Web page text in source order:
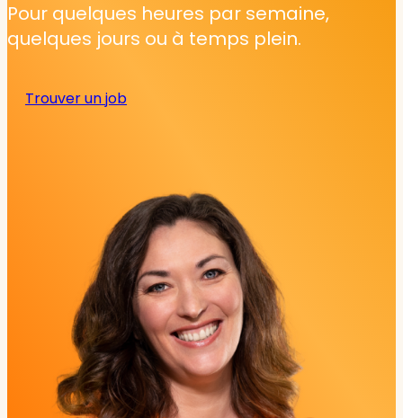
Pour quelques heures par semaine,
quelques jours ou à temps plein.
Trouver un job